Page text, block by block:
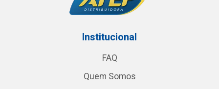
Institucional
FAQ
Quem Somos